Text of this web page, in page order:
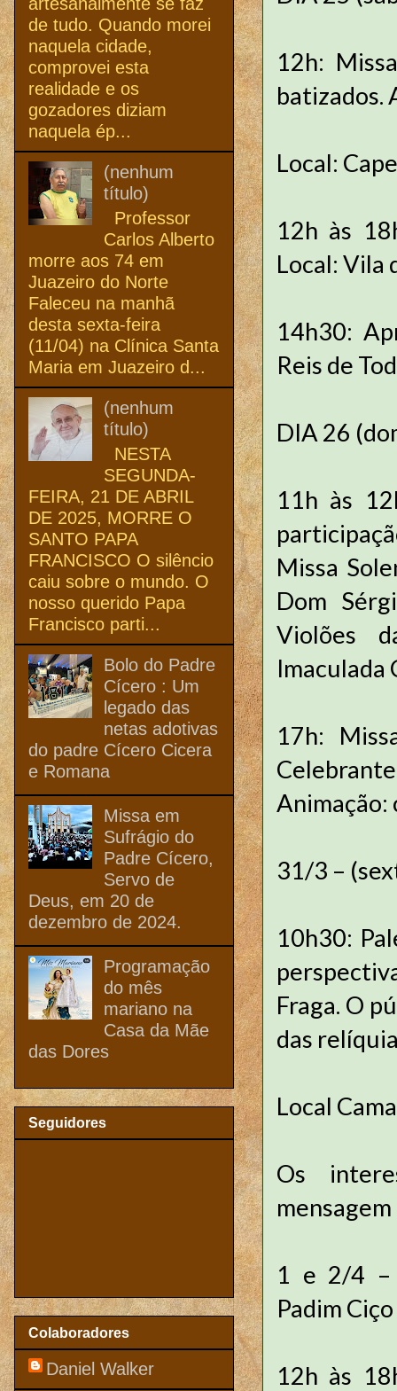
12h:
batizados.
Local:
12h às
Local: Vila
14h30:
Reis de
DIA 26
11h às
Missa
Dom
Violões
Imaculada
17h:
31/3 –
10h30:
Fraga. O
das
Local
Os
1 e 2/4 –
Padim Ciço
12h às
de tudo. Quando morei
naquela cidade,
comprovei esta
realidade e os
gozadores diziam
naquela ép...
(nenhum
título)
Professor
Carlos Alberto
morre aos 74 em
Juazeiro do Norte
Faleceu na manhã
desta sexta-feira
(11/04) na Clínica Santa
Maria em Juazeiro d...
(nenhum
título)
NESTA
SEGUNDA-
FEIRA, 21 DE ABRIL
DE 2025, MORRE O
SANTO PAPA
FRANCISCO O silêncio
caiu sobre o mundo. O
nosso querido Papa
Francisco parti...
Bolo do Padre
Cícero : Um
legado das
netas adotivas
do padre Cícero Cicera
e Romana
Missa em
Sufrágio do
Padre Cícero,
Servo de
Deus, em 20 de
dezembro de 2024.
Programação
do mês
mariano na
Casa da Mãe
das Dores
Seguidores
Colaboradores
Daniel Walker